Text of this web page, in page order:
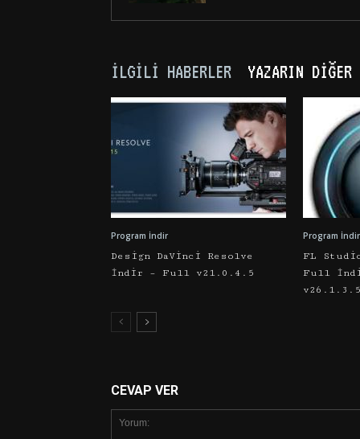
İLGILI HABERLER YAZARIN
Program İndir
Design DaVinci Resolve
İndir – Full v21.0.4.5
Program İndir
FL
Full
CEVAP VER